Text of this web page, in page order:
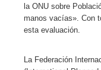
la ONU sobre
manos vacías». Con
esta evaluación.
La Federación